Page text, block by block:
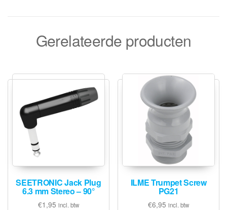
Gerelateerde producten
SEETRONIC Jack Plug
6.3 mm Stereo – 90°
€1,95 incl. btw
ILME Trumpet Screw
PG21
€6,95 incl. btw